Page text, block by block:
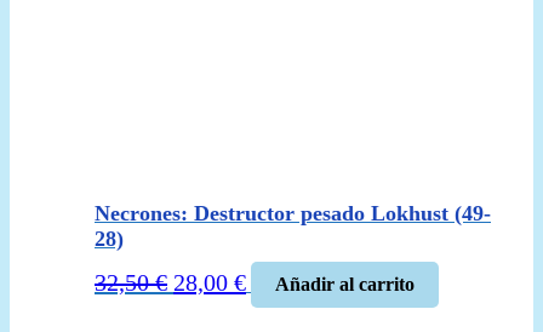
Necrones: Destructor pesado Lokhust (49-
28)
32,50€ El
28,00 €El
precio
Añadir al carrito